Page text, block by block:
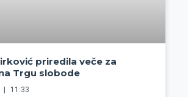
priredila veče za
Trgu slobode
11:33